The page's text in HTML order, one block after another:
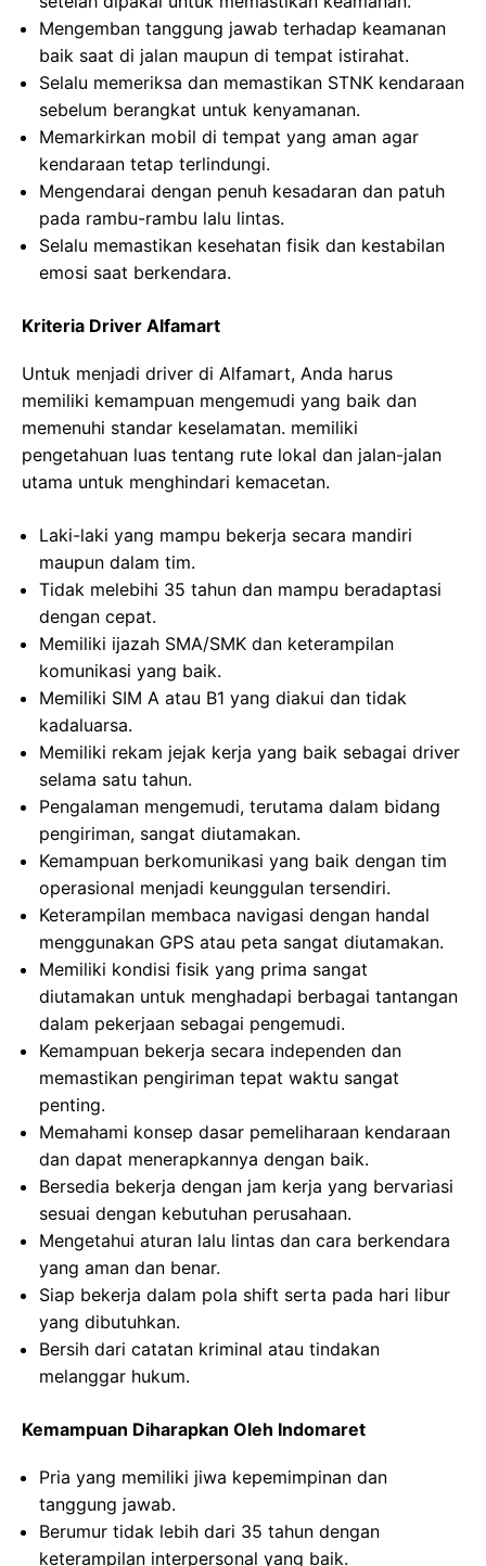
Mengemban tanggung jawab terhadap keamanan
baik saat di jalan maupun di tempat istirahat.
Selalu memeriksa dan memastikan STNK kendaraan
sebelum berangkat untuk kenyamanan.
Memarkirkan mobil di tempat yang aman agar
kendaraan tetap terlindungi.
Mengendarai dengan penuh kesadaran dan patuh
pada rambu-rambu lalu lintas.
Selalu memastikan kesehatan fisik dan kestabilan
emosi saat berkendara.
Kriteria Driver Alfamart
Untuk menjadi driver di Alfamart, Anda harus
memiliki kemampuan mengemudi yang baik dan
memenuhi standar keselamatan. memiliki
pengetahuan luas tentang rute lokal dan jalan-jalan
utama untuk menghindari kemacetan.
Laki-laki yang mampu bekerja secara mandiri
maupun dalam tim.
Tidak melebihi 35 tahun dan mampu beradaptasi
dengan cepat.
Memiliki ijazah SMA/SMK dan keterampilan
komunikasi yang baik.
Memiliki SIM A atau B1 yang diakui dan tidak
kadaluarsa.
Memiliki rekam jejak kerja yang baik sebagai driver
selama satu tahun.
Pengalaman mengemudi, terutama dalam bidang
pengiriman, sangat diutamakan.
Kemampuan berkomunikasi yang baik dengan tim
operasional menjadi keunggulan tersendiri.
Keterampilan membaca navigasi dengan handal
menggunakan GPS atau peta sangat diutamakan.
Memiliki kondisi fisik yang prima sangat
diutamakan untuk menghadapi berbagai tantangan
dalam pekerjaan sebagai pengemudi.
Kemampuan bekerja secara independen dan
memastikan pengiriman tepat waktu sangat
penting.
Memahami konsep dasar pemeliharaan kendaraan
dan dapat menerapkannya dengan baik.
Bersedia bekerja dengan jam kerja yang bervariasi
sesuai dengan kebutuhan perusahaan.
Mengetahui aturan lalu lintas dan cara berkendara
yang aman dan benar.
Siap bekerja dalam pola shift serta pada hari libur
yang dibutuhkan.
Bersih dari catatan kriminal atau tindakan
melanggar hukum.
Kemampuan Diharapkan Oleh Indomaret
Pria yang memiliki jiwa kepemimpinan dan
tanggung jawab.
Berumur tidak lebih dari 35 tahun dengan
keterampilan interpersonal yang baik.